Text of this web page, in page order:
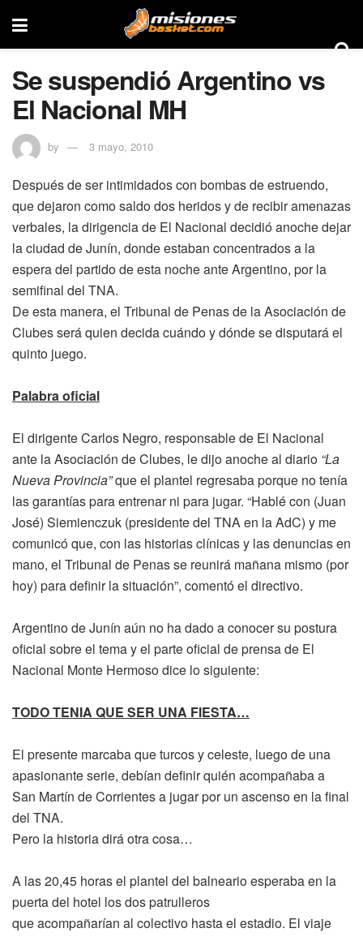
Se suspendió Argentino vs
El Nacional MH
by 3 mayo, 2010
Después de ser intimidados con bombas de estruendo,
que dejaron como saldo dos heridos y de recibir amenazas
verbales, la dirigencia de El Nacional decidió anoche dejar
la ciudad de Junín, donde estaban concentrados a la
espera del partido de esta noche ante Argentino, por la
semifinal del TNA.
De esta manera, el Tribunal de Penas de la Asociación de
Clubes será quien decida cuándo y dónde se disputará el
quinto juego.
Palabra oficial
El dirigente Carlos Negro, responsable de El Nacional
ante la Asociación de Clubes, le dijo anoche al diario “La
Nueva Provincia”que el plantel regresaba porque no tenía
las garantías para entrenar ni para jugar. “Hablé con (Juan
José) Siemienczuk (presidente del TNA en la AdC) y me
comunicó que, con las historias clínicas y las denuncias en
mano, el Tribunal de Penas se reunirá mañana mismo (por
hoy) para definir la situación”, comentó el directivo.
Argentino de Junín aún no ha dado a conocer su postura
oficial sobre el tema y el parte oficial de prensa de El
Nacional Monte Hermoso dice lo siguiente:
TODO TENIA QUE SER UNA FIESTA…
El presente marcaba que turcos y celeste, luego de una
apasionante serie, debían definir quién acompañaba a
San Martín de Corrientes a jugar por un ascenso en la final
del TNA.
Pero la historia dirá otra cosa…
A las 20,45 horas el plantel del balneario esperaba en la
puerta del hotel los dos patrulleros
que acompañarían al colectivo hasta el estadio. El viaje